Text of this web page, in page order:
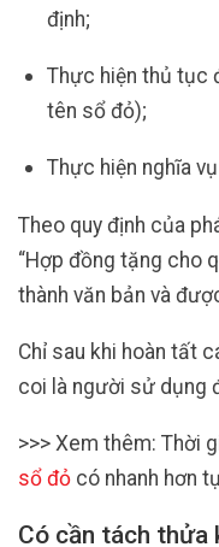
định;
Thực hiện thủ tục
tên sổ đỏ);
Thực hiện nghĩa
Theo quy định của
“Hợp đồng tặng cho
thành văn bản và
Chỉ sau khi hoàn tất
coi là người sử dụng
>>> Xem thêm: Thời
sổ đỏ có nhanh hơn
Có cần tách thửa